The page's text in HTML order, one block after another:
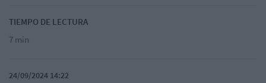
TIEMPO DE LECTURA
7 min
24/09/2024 14:22